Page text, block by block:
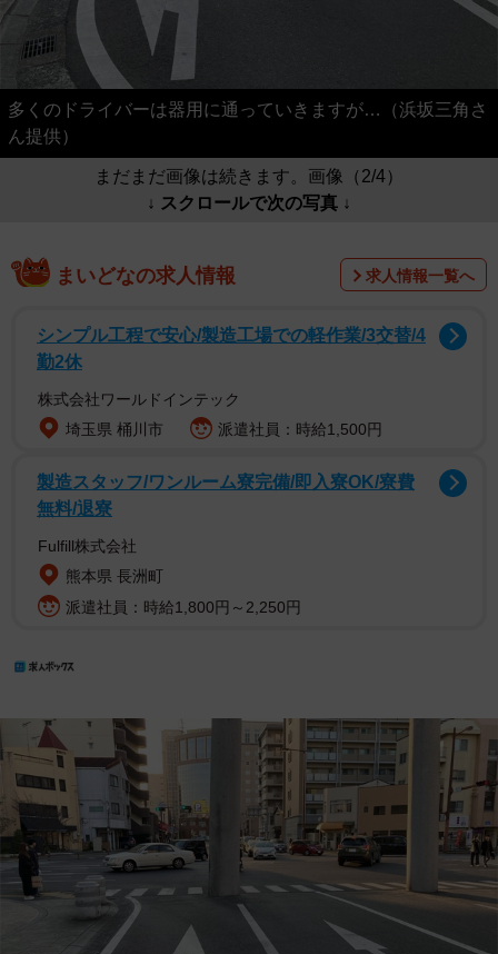
多くのドライバーは器用に通っていきますが…（浜坂三角さ
ん提供）
まだまだ画像は続きます。画像（2/4）
↓ スクロールで次の写真 ↓
まいどなの求人情報 求人情報一覧へ
シンプル工程で安心/製造工場での軽作業/3交替/4
勤2休
株式会社ワールドインテック
埼玉県 桶川市
派遣社員：時給1,500円
製造スタッフ/ワンルーム寮完備/即入寮OK/寮費
無料/退寮
Fulfill株式会社
熊本県 長洲町
派遣社員：時給1,800円～2,250円